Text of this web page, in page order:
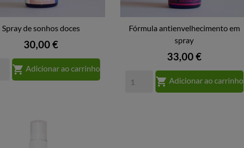
VISTA RÁPIDA
Spray de sonhos doces
Preço
30,00 €
 Adicionar ao carrinho
VISTA RÁPIDA
Fórmula antienvelhecimento em
spray
Preço
33,00 €
 Adicionar ao carrinho